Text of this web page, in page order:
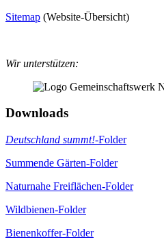
Sitemap (Website-Übersicht)
Wir unterstützen:
Downloads
Deutschland summt!-Folder
Summende Gärten-Folder
Naturnahe Freiflächen-Folder
Wildbienen-Folder
Bienenkoffer-Folder